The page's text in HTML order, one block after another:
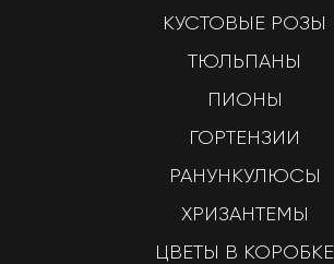
КУСТОВЫЕ РОЗЫ
ТЮЛЬПАНЫ
ПИОНЫ
ГОРТЕНЗИИ
РАНУНКУЛЮСЫ
ХРИЗАНТЕМЫ
ЦВЕТЫ В КОРОБКЕ